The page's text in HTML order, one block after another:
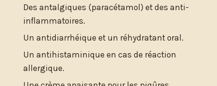
Des antalgiques (paracétamol) et des anti-
inflammatoires.
Un antidiarrhéique et un réhydratant oral.
Un antihistaminique en cas de réaction
allergique.